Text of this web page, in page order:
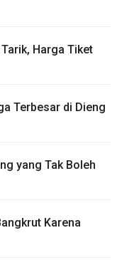
Harga Tiket
Terbesar di Dieng
yang Tak Boleh
Karena